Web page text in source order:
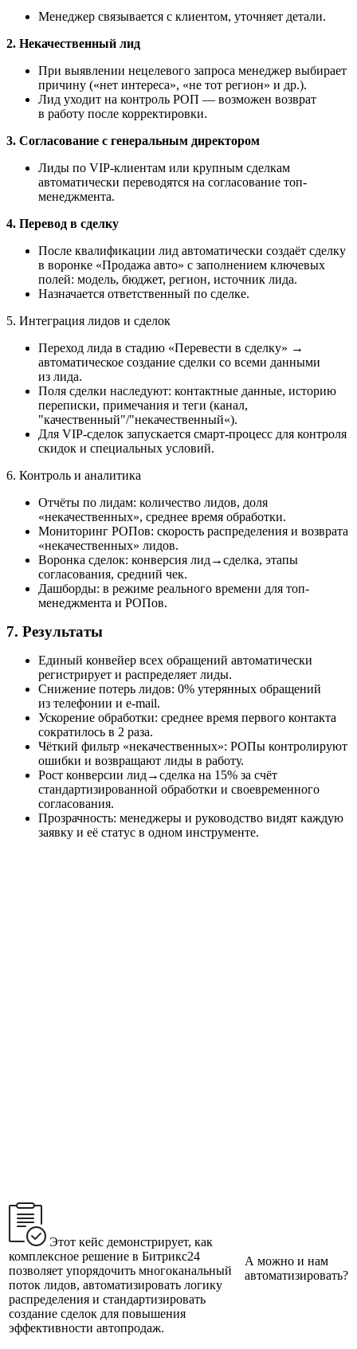
Менеджер связывается с клиентом, уточняет детали.
2. Некачественный лид
При выявлении нецелевого запроса менеджер выбирает
причину («нет интереса», «не тот регион» и др.).
Лид уходит на контроль РОП — возможен возврат
в работу после корректировки.
3. Согласование с генеральным директором
Лиды по VIP-клиентам или крупным сделкам
автоматически переводятся на согласование топ-
менеджмента.
4. Перевод в сделку
После квалификации лид автоматически создаёт сделку
в воронке «Продажа авто» с заполнением ключевых
полей: модель, бюджет, регион, источник лида.
Назначается ответственный по сделке.
5. Интеграция лидов и сделок
Переход лида в стадию «Перевести в сделку» →
автоматическое создание сделки со всеми данными
из лида.
Поля сделки наследуют: контактные данные, историю
переписки, примечания и теги (канал,
"качественный"/"некачественный«).
Для VIP-сделок запускается смарт-процесс для контроля
скидок и специальных условий.
6. Контроль и аналитика
Отчёты по лидам: количество лидов, доля
«некачественных», среднее время обработки.
Мониторинг РОПов: скорость распределения и возврата
«некачественных» лидов.
Воронка сделок: конверсия лид→сделка, этапы
согласования, средний чек.
Дашборды: в режиме реального времени для топ-
менеджмента и РОПов.
7. Результаты
Единый конвейер всех обращений автоматически
регистрирует и распределяет лиды.
Снижение потерь лидов: 0% утерянных обращений
из телефонии и e-mail.
Ускорение обработки: среднее время первого контакта
сократилось в 2 раза.
Чёткий фильтр «некачественных»: РОПы контролируют
ошибки и возвращают лиды в работу.
Рост конверсии лид→сделка на 15% за счёт
стандартизированной обработки и своевременного
согласования.
Прозрачность: менеджеры и руководство видят каждую
заявку и её статус в одном инструменте.
Этот кейс демонстрирует, как
комплексное решение в Битрикс24
позволяет упорядочить многоканальный
поток лидов, автоматизировать логику
распределения и стандартизировать
создание сделок для повышения
эффективности автопродаж.
А можно и нам
автоматизировать?